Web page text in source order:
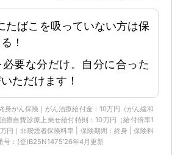
たばこを吸っていない方は保
！
要な分だけ。自分に合った
ただけます！
身がん保険｜がん治療給付金：10万円（がん緩和
療自費診療上乗せ給付特則：10万円（給付倍率1
円｜非喫煙者保険料率 | 保険期間：終身 | 保険料
号：(登)B25N1475‘26年4月更新